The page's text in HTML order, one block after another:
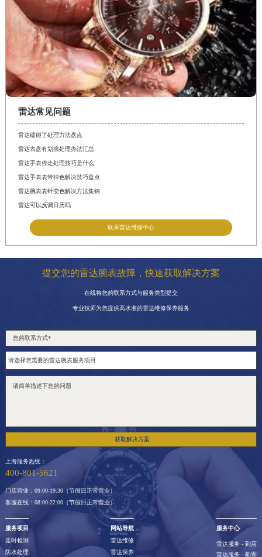
雷达常见问题
雷达磕碰了处理方法盘点
雷达表盘有划痕处理办法汇总
雷达手表停走处理技巧是什么
雷达手表表带掉色解决技巧盘点
雷达腕表表针变色解决方法集锦
雷达可以反调日历吗
联系雷达维修中心
提交您的雷达腕表故障，快速获取解决方案
在线将您的联系方式与服务类型提交
专业技师为您提供高水准的雷达维修保养服务
获取解决方案
上海服务热线：
400-801-5621
门店营业：09:00-19:30（节假日正常营业）
客服在线：08:00-22:00（节假日正常营业）
服务项目
走时检测
防水处理
网站导航
雷达维修
雷达保养
服务中心
雷达服务 - 到店
雷达服务 - 邮寄